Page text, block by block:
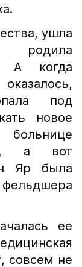
ушла
родила
А когда
под
новое
а вот
Яр была
ее
совсем не